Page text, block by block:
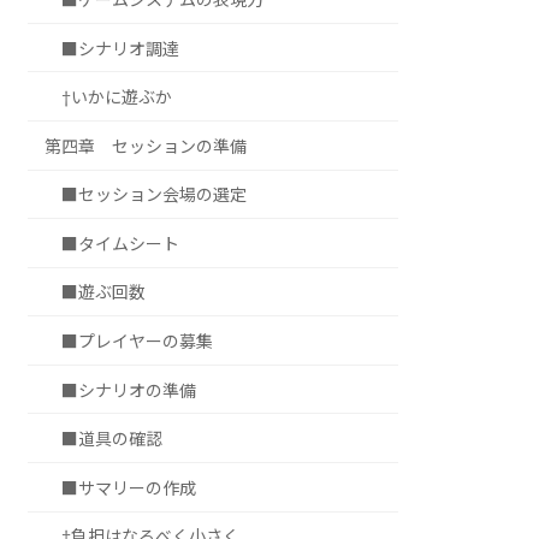
■シナリオ調達
†いかに遊ぶか
第四章 セッションの準備
■セッション会場の選定
■タイムシート
■遊ぶ回数
■プレイヤーの募集
■シナリオの準備
■道具の確認
■サマリーの作成